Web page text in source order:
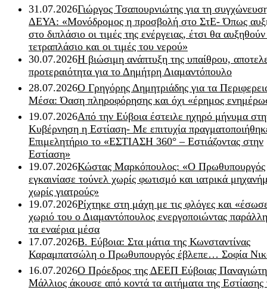
31.07.2026Γιώργος Τσαπουρνιώτης για τη
ΔΕΥΑ: «Μονόδρομος η προσβολή στο ΣτΕ- Όπως
στο διπλάσιο οι τιμές της ενέργειας, έτσι θα
τετραπλάσιο και οι τιμές του νερού»
30.07.2026Η βιώσιμη ανάπτυξη της υπαίθρου,
προτεραιότητα για το Δημήτρη Διαμαντόπουλο
28.07.2026Ο Γρηγόρης Δημητριάδης για τα
Μέσα: Όαση πληροφόρησης και όχι «έρημος
19.07.2026Από την Εύβοια έστειλε ηχηρό μήνυμα
Κυβέρνηση η Εστίαση- Με επιτυχία
Επιμελητήριο το «ΕΣΤΙΑΣΗ 360° – Εστιάζοντας στην
Εστίαση»
19.07.2026Κώστας Μαρκόπουλος: «Ο Πρωθυπουργός
εγκαινίασε τούνελ χωρίς φωτισμό και ιατρικά
χωρίς γιατρούς»
19.07.2026Ρίχτηκε στη μάχη με τις φλόγες και
χωριό του ο Διαμαντόπουλος ενεργοποιώντας
τα εναέρια μέσα
17.07.2026Β. Εύβοια: Στα μάτια της Κωνσταντίνας
Καραμπατσώλη ο Πρωθυπουργός έβλεπε… Σοφία
16.07.2026Ο Πρόεδρος της ΔΕΕΠ Εύβοιας
Μάλλιος άκουσε από κοντά τα αιτήματα της Εστίασης